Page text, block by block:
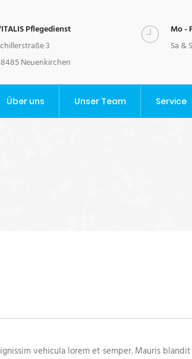
Pflegedienst
3
Neuenkirchen
Mo -
Sa &
Über uns Unser Team Service
vehicula lorem et semper. Mauris blandit